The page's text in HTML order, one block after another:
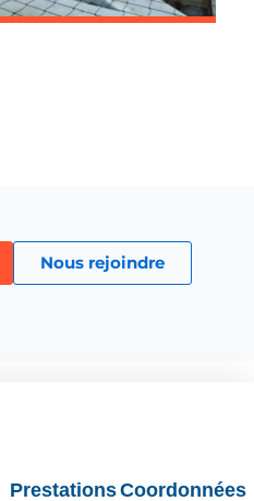
Nous rejoindre
PrestationsCoordonnées